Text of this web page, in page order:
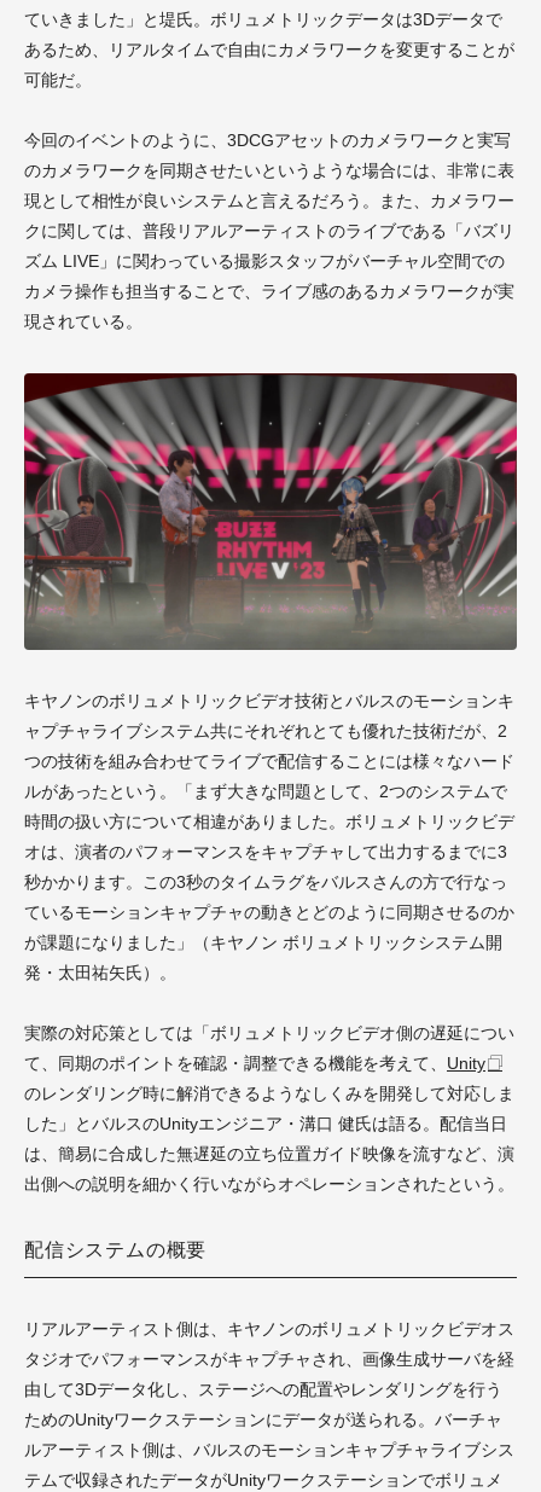
ていきました」と堤氏。ボリュメトリックデータは3Dデータで
あるため、リアルタイムで自由にカメラワークを変更することが
可能だ。
今回のイベントのように、3DCGアセットのカメラワークと実写
のカメラワークを同期させたいというような場合には、非常に表
現として相性が良いシステムと言えるだろう。また、カメラワー
クに関しては、普段リアルアーティストのライブである「バズリ
ズム LIVE」に関わっている撮影スタッフがバーチャル空間での
カメラ操作も担当することで、ライブ感のあるカメラワークが実
現されている。
キヤノンのボリュメトリックビデオ技術とバルスのモーションキ
ャプチャライブシステム共にそれぞれとても優れた技術だが、2
つの技術を組み合わせてライブで配信することには様々なハード
ルがあったという。「まず大きな問題として、2つのシステムで
時間の扱い方について相違がありました。ボリュメトリックビデ
オは、演者のパフォーマンスをキャプチャして出力するまでに3
秒かかります。この3秒のタイムラグをバルスさんの方で行なっ
ているモーションキャプチャの動きとどのように同期させるのか
が課題になりました」（キヤノン ボリュメトリックシステム開
発・太田祐矢氏）。
実際の対応策としては「ボリュメトリックビデオ側の遅延につい
て、同期のポイントを確認・調整できる機能を考えて、 Unity
のレンダリング時に解消できるようなしくみを開発して対応しま
した」とバルスのUnityエンジニア・溝口 健氏は語る。配信当日
は、簡易に合成した無遅延の立ち位置ガイド映像を流すなど、演
出側への説明を細かく行いながらオペレーションされたという。
配信システムの概要
リアルアーティスト側は、キヤノンのボリュメトリックビデオス
タジオでパフォーマンスがキャプチャされ、画像生成サーバを経
由して3Dデータ化し、ステージへの配置やレンダリングを行う
ためのUnityワークステーションにデータが送られる。バーチャ
ルアーティスト側は、バルスのモーションキャプチャライブシス
テムで収録されたデータがUnityワークステーションでボリュメ